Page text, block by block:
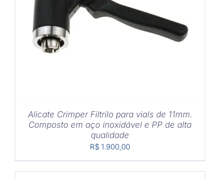
COMPRAR DETALHES
Alicate Crimper Filtrilo para vials de 11mm.
Composto em aço inoxidável e PP de alta
qualidade
R$ 1.900,00